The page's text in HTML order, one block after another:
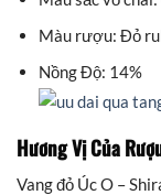
Màu rượu: Đỏ
Nồng Độ: 14%
Hương Vị Của
Vang đỏ Úc O –